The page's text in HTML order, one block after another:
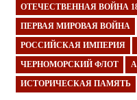
ОТЕЧЕСТВЕННАЯ ВОЙНА
ПЕРВАЯ МИРОВАЯ ВОЙНА
РОССИЙСКАЯ ИМПЕРИЯ
ЧЕРНОМОРСКИЙ ФЛОТ
ИСТОРИЧЕСКАЯ ПАМЯТЬ